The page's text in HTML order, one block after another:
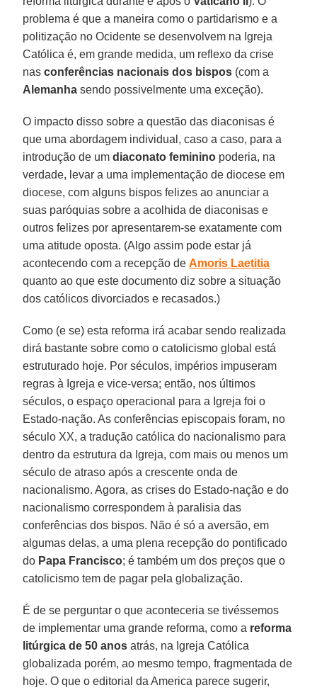
problema é que a maneira como o partidarismo e a
politização no Ocidente se desenvolvem na Igreja
Católica é, em grande medida, um reflexo da crise
nasconferências nacionais dos bispos (com a
Alemanha sendo possivelmente uma exceção).
O impacto disso sobre a questão das diaconisas é
que uma abordagem individual, caso a caso, para a
introdução de umdiaconato feminino poderia, na
verdade, levar a uma implementação de diocese em
diocese, com alguns bispos felizes ao anunciar a
suas paróquias sobre a acolhida de diaconisas e
outros felizes por apresentarem-se exatamente com
uma atitude oposta. (Algo assim pode estar já
acontecendo com a recepção deAmoris Laetitia
quanto ao que este documento diz sobre a situação
dos católicos divorciados e recasados.)
Como (e se) esta reforma irá acabar sendo realizada
dirá bastante sobre como o catolicismo global está
estruturado hoje. Por séculos, impérios impuseram
regras à Igreja e vice-versa; então, nos últimos
séculos, o espaço operacional para a Igreja foi o
Estado-nação. As conferências episcopais foram, no
século XX, a tradução católica do nacionalismo para
dentro da estrutura da Igreja, com mais ou menos um
século de atraso após a crescente onda de
nacionalismo. Agora, as crises do Estado-nação e do
nacionalismo correspondem à paralisia das
conferências dos bispos. Não é só a aversão, em
algumas delas, a uma plena recepção do pontificado
do Papa Francisco; é também um dos preços que o
catolicismo tem de pagar pela globalização.
É de se perguntar o que aconteceria se tivéssemos
de implementar uma grande reforma, como a reforma
litúrgica de 50 anos atrás, na Igreja Católica
globalizada porém, ao mesmo tempo, fragmentada de
hoje. O que o editorial da America parece sugerir,